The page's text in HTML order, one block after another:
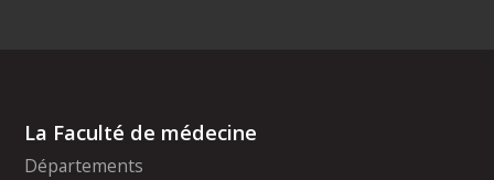
La Faculté de médecine
Départements